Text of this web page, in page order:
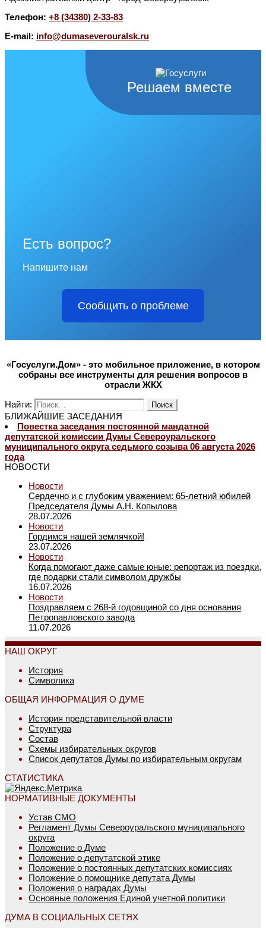
Телефон: +8 (34380) 2-33-83
E-mail: info@dumaseverouralsk.ru
Решаем вместе
Есть вопрос?
Напишите нам
Сообщить о проблеме
«Госуслуги.Дом» - это мобильное приложение, в котором
собраны все инструменты для решения вопросов в
отрасли ЖКХ
Найти:
БЛИЖАЙШИЕ ЗАСЕДАНИЯ
Повестка заседания постоянной мандатной
депутатской комиссии Думы Североуральского
муниципального округа седьмого созыва 06 августа 2026
года
НОВОСТИ
Новости
Сердечно и с глубоким уважением: 65-летний юбилей
Председателя Думы А.Н. Копылова
28.07.2026
Новости
Гордимся нашей землячкой!
23.07.2026
Новости
Когда помогают даже самые юные: репортаж из поездки,
где подарки стали символом дружбы
16.07.2026
Новости
Поздравляем с 268-й годовщиной со дня основания
Петропавловского завода
11.07.2026
НАШ ОКРУГ
История
Символика
ОБЩАЯ ИНФОРМАЦИЯ О ДУМЕ
История представительной власти
Структура
Состав
Схемы избирательных округов
Список депутатов Думы по избирательным округам
СТАТИСТИКА
НОРМАТИВНЫЕ ДОКУМЕНТЫ
Устав СМО
Регламент Думы Североуральского муниципального
округа
Положение о Думе
Положение о депутатской этике
Положение о постоянных депутатских комиссиях
Положение о помощнике депутата Думы
Положения о наградах Думы
Основные положения Единой учетной политики
ДУМА В СОЦИАЛЬНЫХ СЕТЯХ